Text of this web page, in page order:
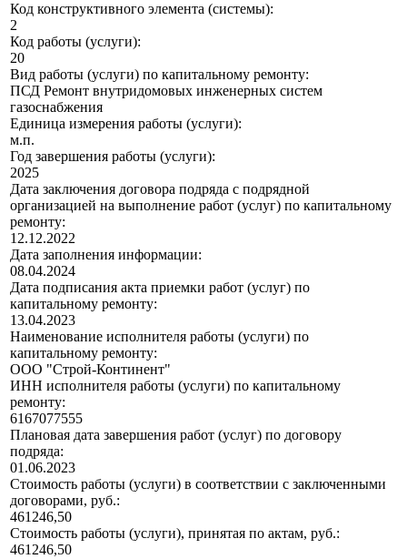
Код конструктивного элемента (системы):
2
Код работы (услуги):
20
Вид работы (услуги) по капитальному ремонту:
ПСД Ремонт внутридомовых инженерных систем
газоснабжения
Единица измерения работы (услуги):
м.п.
Год завершения работы (услуги):
2025
Дата заключения договора подряда с подрядной
организацией на выполнение работ (услуг) по капитальному
ремонту:
12.12.2022
Дата заполнения информации:
08.04.2024
Дата подписания акта приемки работ (услуг) по
капитальному ремонту:
13.04.2023
Наименование исполнителя работы (услуги) по
капитальному ремонту:
ООО "Строй-Континент"
ИНН исполнителя работы (услуги) по капитальному
ремонту:
6167077555
Плановая дата завершения работ (услуг) по договору
подряда:
01.06.2023
Стоимость работы (услуги) в соответствии с заключенными
договорами, руб.:
461246,50
Стоимость работы (услуги), принятая по актам, руб.:
461246,50